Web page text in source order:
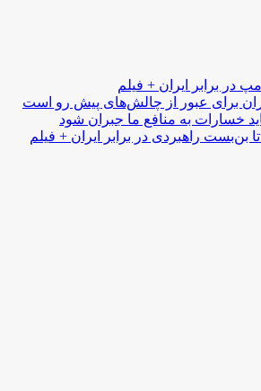
در برابر ایران + فیلم
برای عبور از چالش‌های پیش رو است
خسارات به منافع ما جبران شود
بن‌بست راهبردی در برابر ایران + فیلم